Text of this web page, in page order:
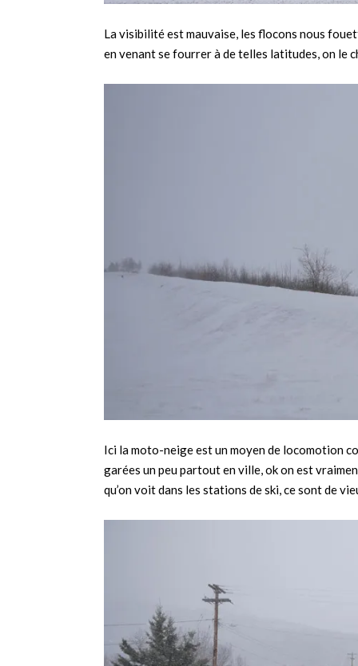
La visibilité est mauvaise, les flocons nous
en venant se fourrer à de telles latitudes, on le
Ici la moto-neige est un moyen de locomotion
garées un peu partout en ville, ok on est
qu’on voit dans les stations de ski, ce sont de